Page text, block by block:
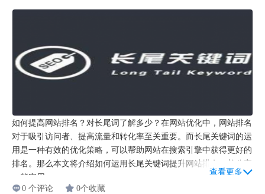
如何提高网站排名？对长尾词了解多少？在网站优化中，网站排名
对于吸引访问者、提高流量和转化率至关重要。而长尾关键词的运
用是一种有效的优化策略，可以帮助网站在搜索引擎中获得更好的
排名。那么本文将介绍如何运用长尾关键词提升网站排名，并分享
一些实用...
查看更多
0 个评论
0个收藏